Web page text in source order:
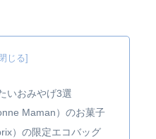
いおみやげ3選
Maman）のお菓子
）の限定エコバッグ